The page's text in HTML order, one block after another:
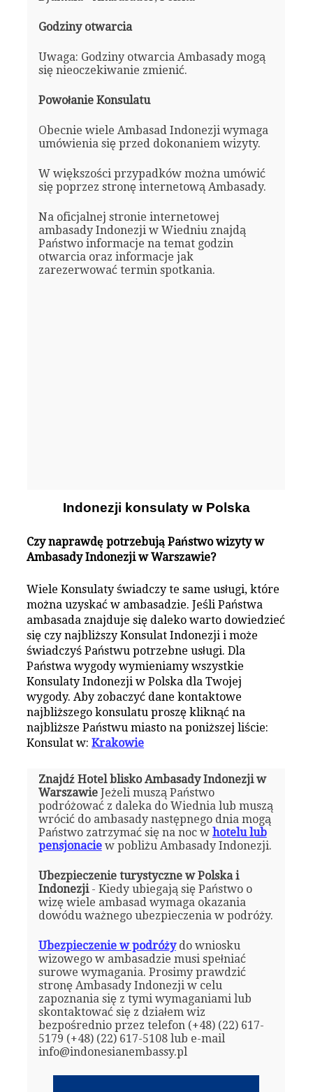
Godziny otwarcia
Uwaga: Godziny otwarcia Ambasady mogą
się nieoczekiwanie zmienić.
Powołanie Konsulatu
Obecnie wiele Ambasad Indonezji wymaga
umówienia się przed dokonaniem wizyty.
W większości przypadków można umówić
się poprzez stronę internetową Ambasady.
Na oficjalnej stronie internetowej
ambasady Indonezji w Wiedniu znajdą
Państwo informacje na temat godzin
otwarcia oraz informacje jak
zarezerwować termin spotkania.
Indonezji konsulaty w Polska
Czy naprawdę potrzebują Państwo wizyty w
Ambasady Indonezji w Warszawie?
Wiele Konsulaty świadczy te same usługi, które
można uzyskać w ambasadzie. Jeśli Państwa
ambasada znajduje się daleko warto dowiedzieć
się czy najbliższy Konsulat Indonezji i może
świadczyś Państwu potrzebne usługi. Dla
Państwa wygody wymieniamy wszystkie
Konsulaty Indonezji w Polska dla Twojej
wygody. Aby zobaczyć dane kontaktowe
najbliższego konsulatu proszę kliknąć na
najbliższe Państwu miasto na poniższej liście:
Konsulat w:Krakowie
Znajdź Hotel blisko Ambasady Indonezji w
WarszawieJeżeli muszą Państwo
podróżować z daleka do Wiednia lub muszą
wrócić do ambasady następnego dnia mogą
Państwo zatrzymać się na noc w hotelu lub
pensjonaciew pobliżu Ambasady Indonezji.
Ubezpieczenie turystyczne w Polska i
Indonezji- Kiedy ubiegają się Państwo o
wizę wiele ambasad wymaga okazania
dowódu ważnego ubezpieczenia w podróży.
Ubezpieczenie w podróżydo wniosku
wizowego w ambasadzie musi spełniać
surowe wymagania. Prosimy prawdzić
stronę Ambasady Indonezji w celu
zapoznania się z tymi wymaganiami lub
skontaktować się z działem wiz
bezpośrednio przez telefon (+48) (22) 617-
5179 (+48) (22) 617-5108 lub e-mail
info@indonesianembassy.pl